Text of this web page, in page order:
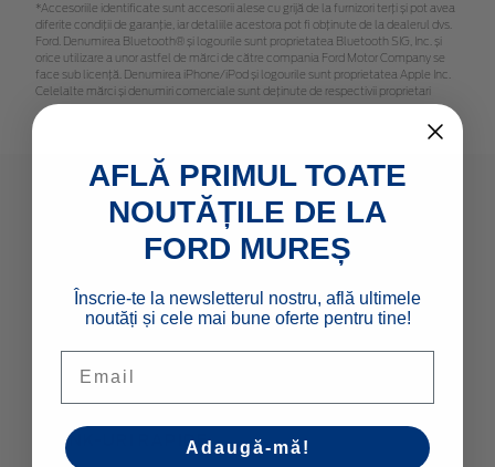
*Accesoriile identificate sunt accesorii alese cu grijă de la furnizori terți și pot avea
diferite condiții de garanție, iar detaliile acestora pot fi obținute de la dealerul dvs.
Ford. Denumirea Bluetooth® și logourile sunt proprietatea Bluetooth SIG, Inc. și
orice utilizare a unor astfel de mărci de către compania Ford Motor Company se
face sub licență. Denumirea iPhone/iPod și logourile sunt proprietatea Apple Inc.
Celelalte mărci și denumiri comerciale sunt deținute de respectivii proprietari
MODELE NOI
Comerciale & Pick Up-uri
LINK-URI RAPIDE
AFLĂ PRIMUL TOATE
NOUTĂȚILE DE LA
FORD MUREȘ
Înscrie-te la newsletterul nostru, află ultimele
noutăți și cele mai bune oferte pentru tine!
Adaugă-mă!